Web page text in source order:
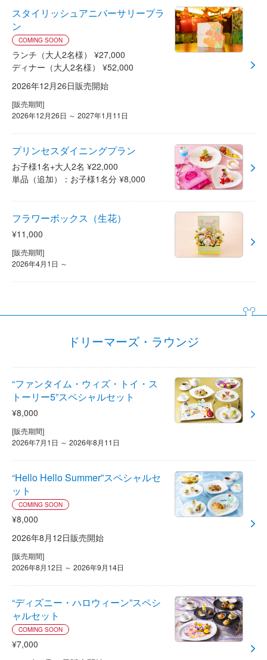
スタイリッシュアニバーサリープラ
ン
COMING SOON
ランチ（大人2名様） ¥27,000
ディナー（大人2名様） ¥52,000
2026年12月26日販売開始
[販売期間]
2026年12月26日 ～ 2027年1月11日
プリンセスダイニングプラン
お子様1名+大人2名 ¥22,000
単品（追加）：お子様1名分 ¥8,000
フラワーボックス（生花）
¥11,000
[販売期間]
2026年4月1日 ～
ドリーマーズ・ラウンジ
“ファンタイム・ウィズ・トイ・ス
トーリー5”スペシャルセット
¥8,000
[販売期間]
2026年7月1日 ～ 2026年8月11日
“Hello Hello Summer”スペシャルセ
ット
COMING SOON
¥8,000
2026年8月12日販売開始
[販売期間]
2026年8月12日 ～ 2026年9月14日
“ディズニー・ハロウィーン”スペシ
ャルセット
COMING SOON
¥7,000